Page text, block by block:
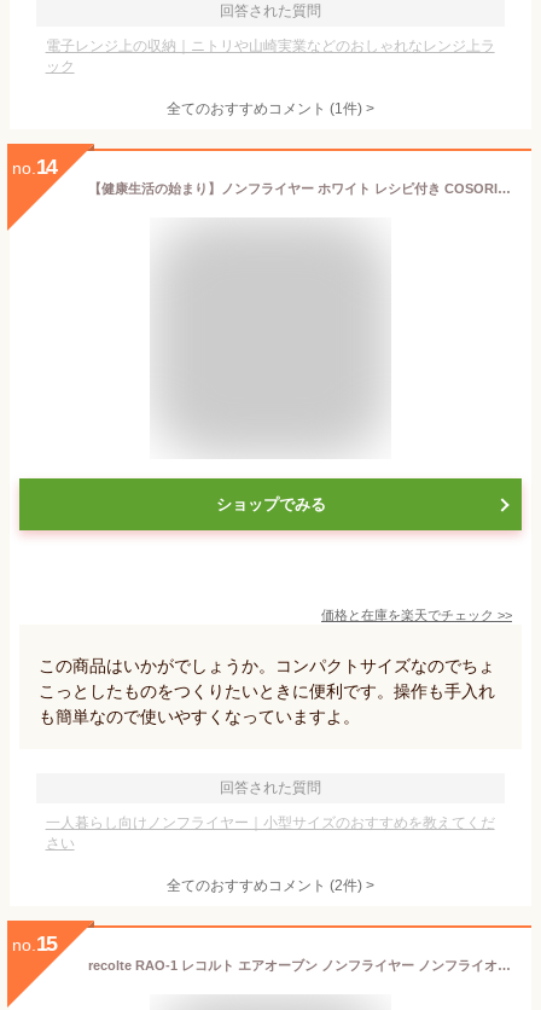
回答された質問
電子レンジ上の収納｜ニトリや山崎実業などのおしゃれなレンジ上ラ
ック
全てのおすすめコメント (1件) >
no. 14
【健康生活の始まり】ノンフライヤー ホワイト レシピ付き COSORI 2L 1-2人 ひとり暮らし エア フライヤー 電気 フライヤー オイルカット ヘルシー タイマー エアーフライヤー ダイエット 揚げ物 鍋 2年保証 エアフライヤー 温め直し ロースト ノンフライ ベイク フライヤー
ショップでみる
価格と在庫を楽天でチェック >>
この商品はいかがでしょうか。コンパクトサイズなのでちょ
こっとしたものをつくりたいときに便利です。操作も手入れ
も簡単なので使いやすくなっていますよ。
回答された質問
一人暮らし向けノンフライヤー｜小型サイズのおすすめを教えてくだ
さい
全てのおすすめコメント (2件) >
no. 15
recolte RAO-1 レコルト エアオーブン ノンフライヤー ノンフライオーブン 小型 家庭用 AIR OVEN